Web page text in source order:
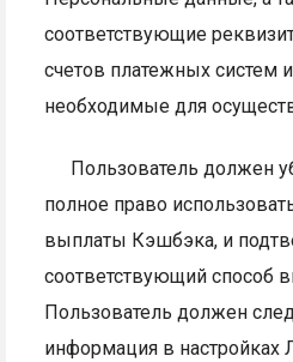
соответствующие
счетов платежных систем
необходимые для
Пользователь должен
полное право
выплаты Кэшбэка, и
соответствующий способ
Пользователь должен
информация в настройках